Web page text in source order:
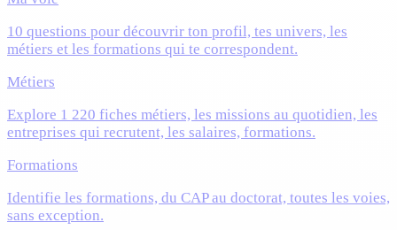
10 questions pour découvrir ton profil, tes univers, les
métiers et les formations qui te correspondent.
Métiers
Explore 1 220 fiches métiers, les missions au quotidien, les
entreprises qui recrutent, les salaires, formations.
Formations
Identifie les formations, du CAP au doctorat, toutes les voies,
sans exception.